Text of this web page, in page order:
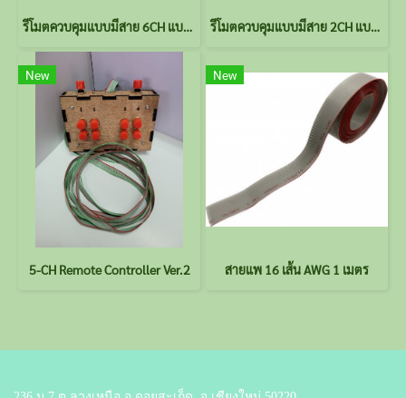
รีโมตควบคุมแบบมีสาย 6CH แบบปุ่มกด Ver.2 รีโมตควบคุมแบบมีสาย 2CH แบบก้านกด
New
5-CH Remote Controller Ver.2
New
สายแพ 16 เส้น AWG 1 เมตร